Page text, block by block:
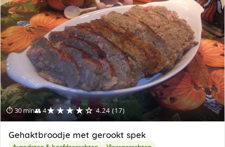
⏱ 30 min👥 4★★★★☆ 4.24 (17)
Gehaktbroodje met gerookt spek